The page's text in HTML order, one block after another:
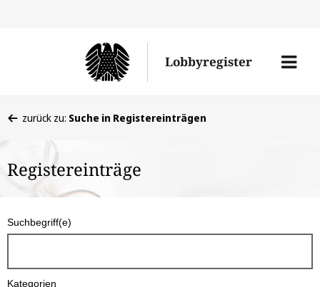
den
Lobbyregister
Menü
befinden
hier:
zurück zu: Suche in Registereinträgen
Registereinträge
u
h
Suchbegriff(e)
Kategorien